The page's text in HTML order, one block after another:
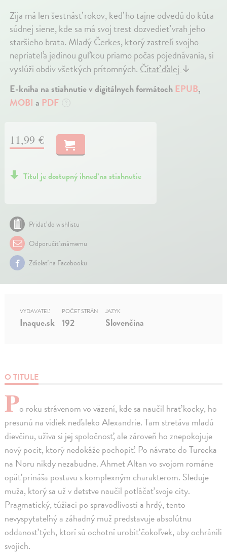
Zija má len šestnásť rokov, keď ho tajne odvedú do kúta
súdnej siene, kde sa má svoj trest dozvedieť vrah jeho
staršieho brata. Mladý Čerkes, ktorý zastrelí svojho
nepriateľa jedinou guľkou priamo počas pojednávania, si
vyslúži obdiv všetkých prítomných. Čítať ďalej ↓
E-kniha na stiahnutie v digitálnych formátoch EPUB,
MOBI a PDF ?
11,99 €
Titul je dostupný ihneď na stiahnutie
Pridať do wishlistu
Odporučiť známemu
Zdielať na Facebooku
O TITULE
Po roku strávenom vo väzení, kde sa naučil hrať kocky, ho
presunú na vidiek neďaleko Alexandrie. Tam stretáva mladú
dievčinu, užíva si jej spoločnosť, ale zároveň ho znepokojuje
nový pocit, ktorý nedokáže pochopiť. Po návrate do Turecka
na Noru nikdy nezabudne. Ahmet Altan vo svojom románe
opäť prináša postavu s komplexným charakterom. Sleduje
muža, ktorý sa už v detstve naučil potláčať svoje city.
Pragmatický, túžiaci po spravodlivosti a hrdý, tento
nevyspytateľný a záhadný muž predstavuje absolútnu
oddanosť tých, ktorí sú ochotní urobiť čokoľvek, aby ochránili
svojich.
VYDAVATEĽ
Inaque.sk
POČET STRÁN
192
JAZYK
Slovenčina